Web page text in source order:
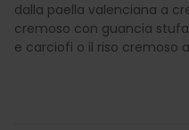
dalla paella valenciana a
cremoso con guancia
e carciofi o il riso cremoso